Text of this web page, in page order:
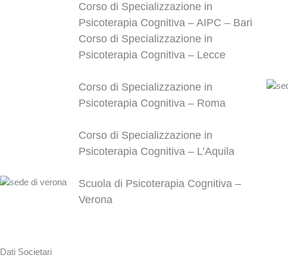
Corso di Specializzazione in
Psicoterapia Cognitiva – AIPC – Bari
Corso di Specializzazione in
Psicoterapia Cognitiva – Lecce
Corso di Specializzazione in
Psicoterapia Cognitiva – Roma
Corso di Specializzazione in
Psicoterapia Cognitiva – L’Aquila
Scuola di Psicoterapia Cognitiva –
Verona
Dati Societari